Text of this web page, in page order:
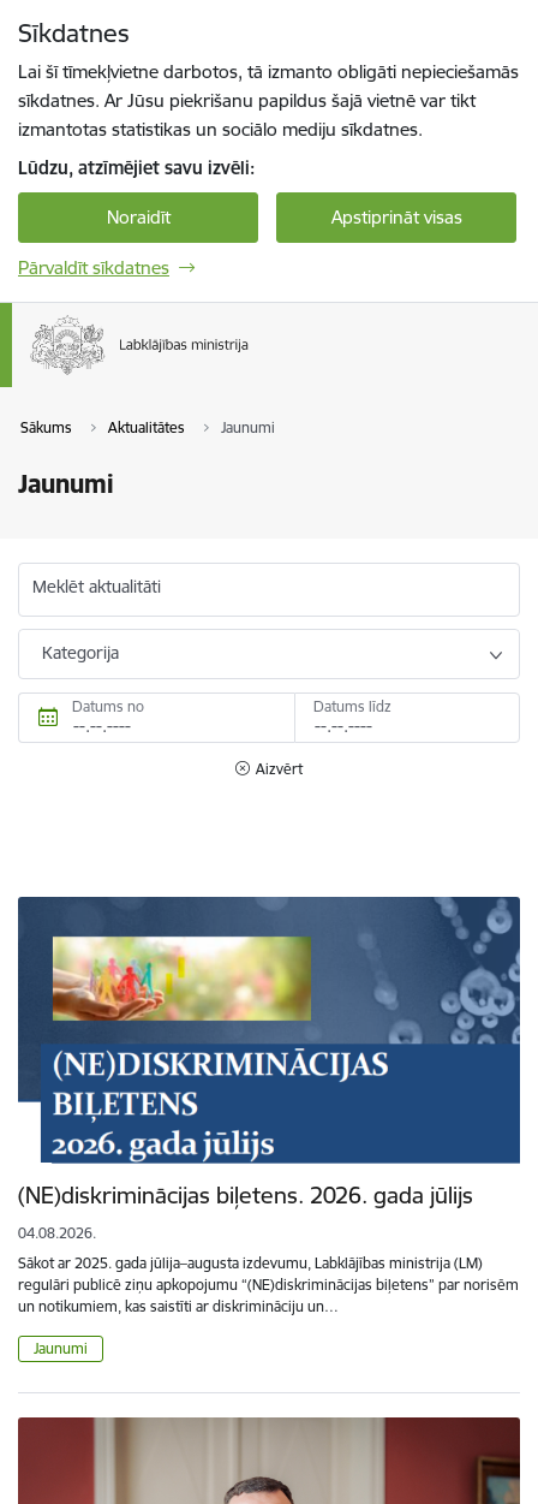
Sīkdatnes
Lai šī tīmekļvietne darbotos, tā izmanto obligāti nepieciešamās
sīkdatnes. Ar Jūsu piekrišanu papildus šajā vietnē var tikt
izmantotas statistikas un sociālo mediju sīkdatnes.
Lūdzu, atzīmējiet savu izvēli:
Noraidīt Apstiprināt visas
Pārvaldīt sīkdatnes
Sākums Aktualitātes Jaunumi
Jaunumi
Meklēt aktualitāti
Kategorija
Datums no Datums līdz
Aizvērt
(NE)diskriminācijas biļetens. 2026. gada jūlijs
04.08.2026.
Sākot ar 2025. gada jūlija–augusta izdevumu, Labklājības ministrija (LM)
regulāri publicē ziņu apkopojumu “(NE)diskriminācijas biļetens” par norisēm
un notikumiem, kas saistīti ar diskrimināciju un…
Jaunumi